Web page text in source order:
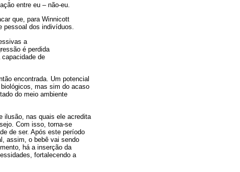
entre eu – não-eu.
que, para Winnicott
pessoal dos indivíduos.
a
é perdida
de
encontrada. Um potencial
mas sim do acaso
do meio ambiente
ilusão, nas quais ele acredita
Com isso, torna-se
de ser. Após este período
assim, o bebê vai sendo
há a inserção da
fortalecendo a